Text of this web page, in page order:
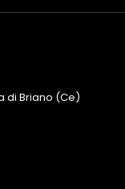
di Briano (Ce)